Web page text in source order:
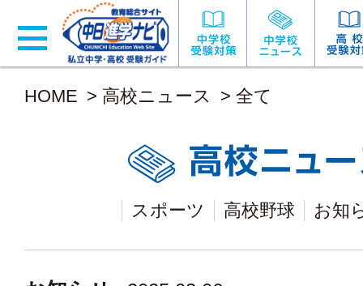
HOME > 高校ニュース > 全て
スポーツ 高校野球 お知